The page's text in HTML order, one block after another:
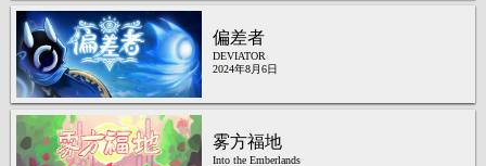
偏差者
DEVIATOR
2024年8月6日
雾方福地
Into the Emberlands